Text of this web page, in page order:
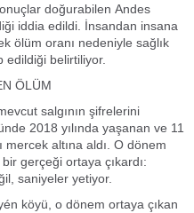
doğurabilen Andes
iddia edildi. İnsandan insana
ölüm oranı nedeniyle sağlık
edildiği belirtiliyor.
ÖLÜM
salgının şifrelerini
2018 yılında yaşanan ve 11
altına aldı. O dönem
gerçeği ortaya çıkardı:
saniyeler yetiyor.
köyü, o dönem ortaya çıkan